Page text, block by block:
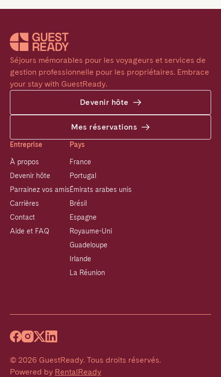
Séjours mémorables pour les voyageurs et services de
gestion professionnelle pour les propriétaires. Embrace
your stay with GuestReady.
Devenir hôte
Mes réservations
Entreprise
À propos
Devenir hôte
Parrainez vos amis
Carrières
Contact
Aide et FAQ
Pays
France
Portugal
Émirats arabes unis
Brésil
Espagne
Royaume-Uni
Guadeloupe
Irlande
La Réunion
© 2026 GuestReady. Tous droits réservés.
Powered by RentalReady